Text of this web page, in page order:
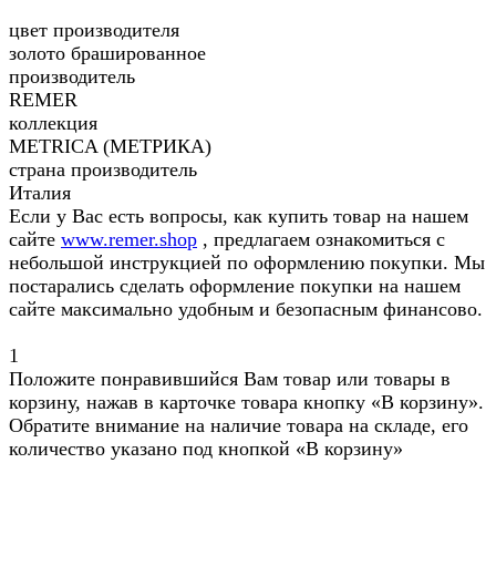
цвет производителя
золото брашированное
производитель
REMER
коллекция
METRICA (МЕТРИКА)
страна производитель
Италия
Если у Вас есть вопросы, как купить товар на нашем
сайте www.remer.shop , предлагаем ознакомиться с
небольшой инструкцией по оформлению покупки. Мы
постарались сделать оформление покупки на нашем
сайте максимально удобным и безопасным финансово.
1
Положите понравившийся Вам товар или товары в
корзину, нажав в карточке товара кнопку «В корзину».
Обратите внимание на наличие товара на складе, его
количество указано под кнопкой «В корзину»